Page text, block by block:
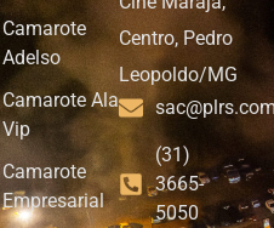
Camarote
Adelso
Camarote Ala
Vip
Camarote
Empresarial
Centro, Pedro
Leopoldo/MG
(31)
3665-
5050